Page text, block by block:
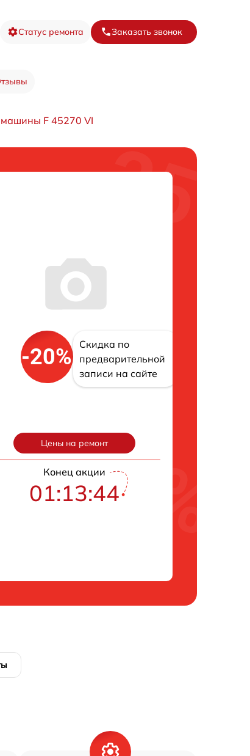
Статус ремонта Заказать звонок
F 45270 VI
-20%
Скидка по
предварительной
записи на сайте
Цены на ремонт
Конец акции
01:13:43